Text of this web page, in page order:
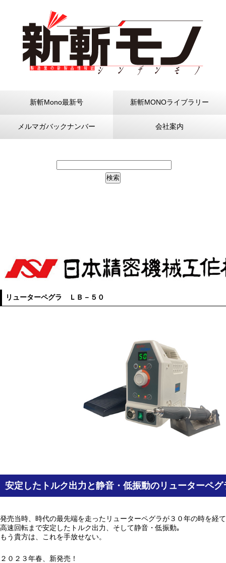
新斬Mono最新号 新斬MONOライブラリー
メルマガバックナンバー 会社案内
リューターペグラ ＬＢ－５０
安定したトルク出力と静音・低振動のリューターペグ
発売当時、時代の最先端を走ったリューターペグラが３０年の時を経
高速回転まで安定したトルク出力、そして静音・低振動｡
もう貴方は、これを手放せない。
２０２３年春、新発売！